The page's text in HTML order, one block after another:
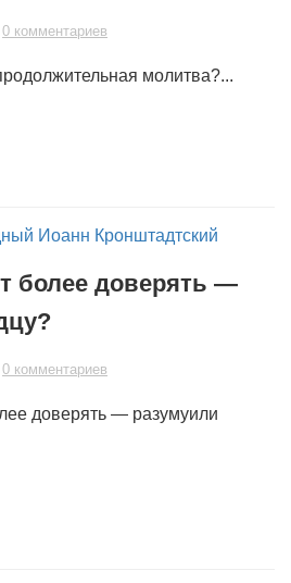
0 комментариев
молитва?...
более доверять —
0 комментариев
доверять — разумуили